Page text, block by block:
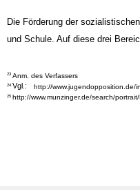
Die Förderung der
23 Anm. des Verfassers
24 Vgl.: http://www.jugendopposition.de/
http://www.munzinger.de/search/